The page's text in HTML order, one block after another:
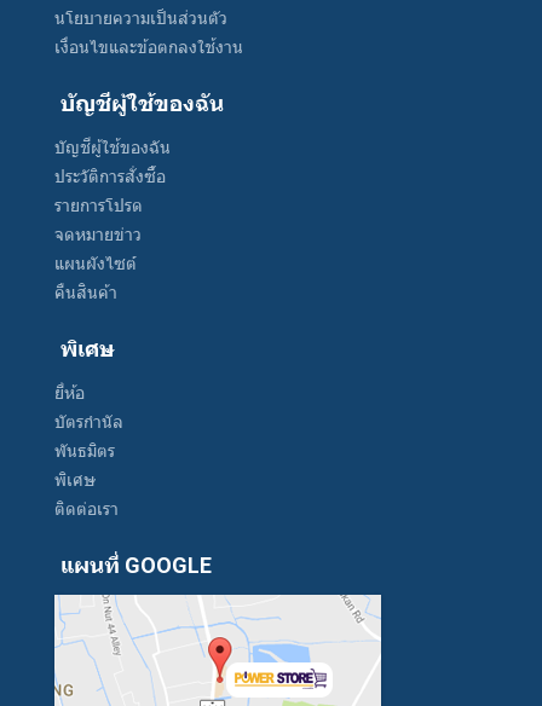
นโยบายความเป็นส่วนตัว
เงื่อนไขและข้อตกลงใช้งาน
บัญชีผู้ใช้ของฉัน
บัญชีผู้ใช้ของฉัน
ประวัติการสั่งซื้อ
รายการโปรด
จดหมายข่าว
แผนผังไซต์
คืนสินค้า
พิเศษ
ยี่ห้อ
บัตรกำนัล
พันธมิตร
พิเศษ
ติดต่อเรา
แผนที่ GOOGLE